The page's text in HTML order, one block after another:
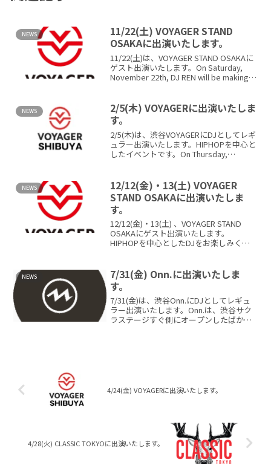
NEWS
11/22(土) VOYAGER STAND
OSAKAに出演いたします。
11/22(土)は、VOYAGER STAND OSAKAに
ゲスト出演いたします。On Saturday,
November 22th, DJ REN will be making
NEWS
2/5(木) VOYAGERに出演いたしま
す。
2/5(木)は、渋谷VOYAGERにDJとしてレギ
ュラー出演いたします。HIPHOPを中心と
したイベントです。On Thursday,
NEWS
12/12(金)・13(土) VOYAGER
STAND OSAKAに出演いたしま
す。
12/12(金)・13(土) 、VOYAGER STAND
OSAKAにゲスト出演いたします。
HIPHOPを中心としたDJをお楽しみくだ
NEWS
7/31(金) Onn.に出演いたしま
す。
7/31(金)は、渋谷Onn.にDJとしてレギュ
ラー出演いたします。Onn.は、渋谷サク
ラステージすぐ側にオープンしたばかり
4/24(金) VOYAGERに出演いたします。
4/28(火) CLASSIC TOKYOに出演いたします。